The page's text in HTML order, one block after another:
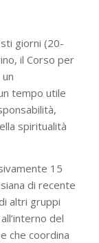
giorni (20-
il Corso per
tempo utile
spiritualità
15
di recente
altri gruppi
del
che coordina